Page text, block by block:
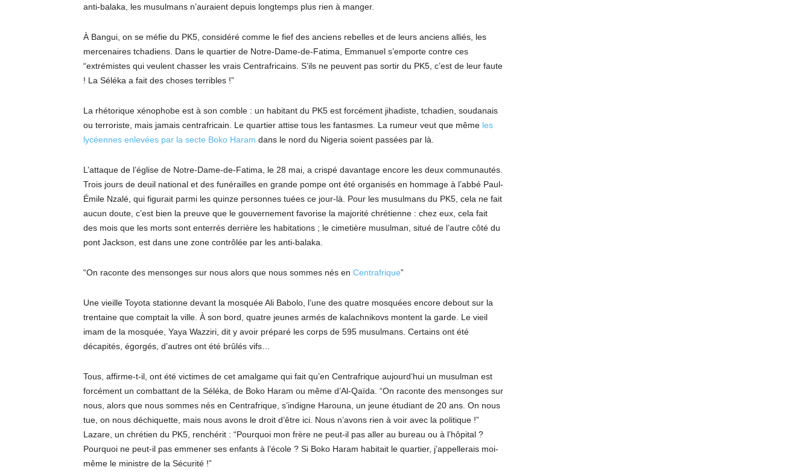
anti-balaka, les musulmans n’auraient depuis longtemps plus rien à manger.
À Bangui, on se méfie du PK5, considéré comme le fief des anciens rebelles et de leurs anciens alliés, les
mercenaires tchadiens. Dans le quartier de Notre-Dame-de-Fatima, Emmanuel s’emporte contre ces
“extrémistes qui veulent chasser les vrais Centrafricains. S’ils ne peuvent pas sortir du PK5, c’est de leur faute
! La Séléka a fait des choses terribles !”
La rhétorique xénophobe est à son comble : un habitant du PK5 est forcément jihadiste, tchadien, soudanais
ou terroriste, mais jamais centrafricain. Le quartier attise tous les fantasmes. La rumeur veut que même les
lycéennes enlevées par la secte Boko Haram dans le nord du Nigeria soient passées par là.
L’attaque de l’église de Notre-Dame-de-Fatima, le 28 mai, a crispé davantage encore les deux communautés.
Trois jours de deuil national et des funérailles en grande pompe ont été organisés en hommage à l’abbé Paul-
Émile Nzalé, qui figurait parmi les quinze personnes tuées ce jour-là. Pour les musulmans du PK5, cela ne fait
aucun doute, c’est bien la preuve que le gouvernement favorise la majorité chrétienne : chez eux, cela fait
des mois que les morts sont enterrés derrière les habitations ; le cimetière musulman, situé de l’autre côté du
pont Jackson, est dans une zone contrôlée par les anti-balaka.
“On raconte des mensonges sur nous alors que nous sommes nés en Centrafrique”
Une vieille Toyota stationne devant la mosquée Ali Babolo, l’une des quatre mosquées encore debout sur la
trentaine que comptait la ville. À son bord, quatre jeunes armés de kalachnikovs montent la garde. Le vieil
imam de la mosquée, Yaya Wazziri, dit y avoir préparé les corps de 595 musulmans. Certains ont été
décapités, égorgés, d’autres ont été brûlés vifs…
Tous, affirme-t-il, ont été victimes de cet amalgame qui fait qu’en Centrafrique aujourd’hui un musulman est
forcément un combattant de la Séléka, de Boko Haram ou même d’Al-Qaïda. “On raconte des mensonges sur
nous, alors que nous sommes nés en Centrafrique, s’indigne Harouna, un jeune étudiant de 20 ans. On nous
tue, on nous déchiquette, mais nous avons le droit d’être ici. Nous n’avons rien à voir avec la politique !”
Lazare, un chrétien du PK5, renchérit : “Pourquoi mon frère ne peut-il pas aller au bureau ou à l’hôpital ?
Pourquoi ne peut-il pas emmener ses enfants à l’école ? Si Boko Haram habitait le quartier, j’appellerais moi-
même le ministre de la Sécurité !”